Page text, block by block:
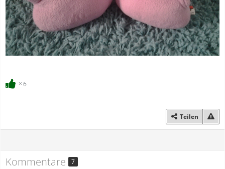
6
Teilen
Kommentare 7